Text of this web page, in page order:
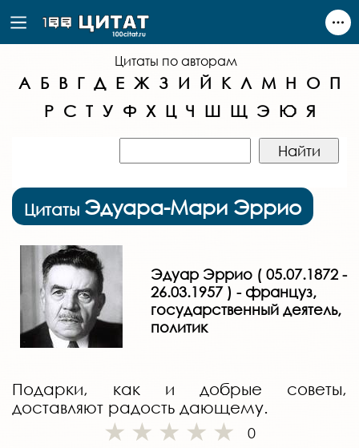
Цитаты по авторам
А Б В Г Д Е Ж З И Й К Л М Н О П
Р С Т У Ф Х Ц Ч Ш Щ Э Ю Я
Цитаты Эдуара-Мари Эррио
Эдуар Эррио ( 05.07.1872 -
26.03.1957 ) - француз,
государственный деятель,
политик
Подарки, как и добрые советы,
доставляют радость дающему.
0